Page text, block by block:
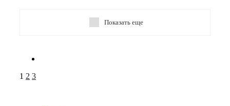
Показать еще
1 2 3